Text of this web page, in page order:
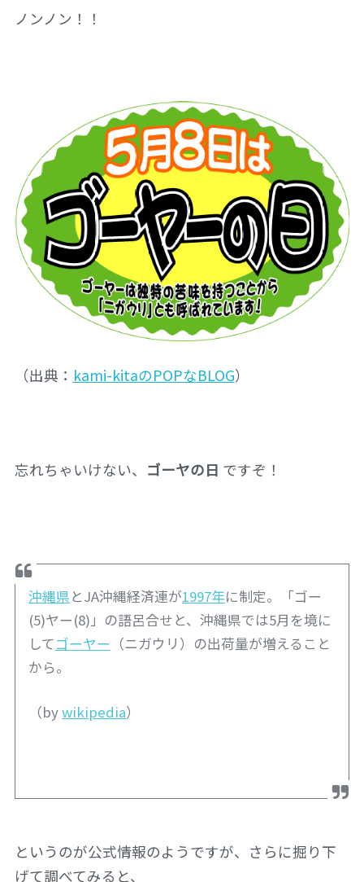
ノンノン！！
（出典： kami-kitaのPOPなBLOG）
忘れちゃいけない、 ゴーヤの日 ですぞ！
沖縄県とJA沖縄経済連が1997年に制定。「ゴー
(5)ヤー(8)」の語呂合せと、沖縄県では5月を境に
してゴーヤー （ニガウリ）の出荷量が増えること
から。
（bywikipedia）
というのが公式情報のようですが、さらに掘り下
げて調べてみると、